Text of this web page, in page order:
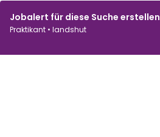
Jobalert für diese Suche erstellen
Praktikant • landshut